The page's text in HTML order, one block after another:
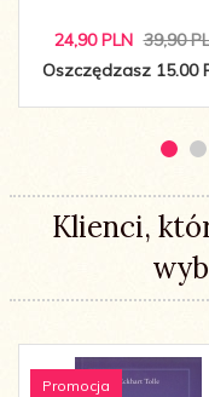
24,90 PLN 39,90
Oszczędzasz 15.00
Klienci,
Promocja